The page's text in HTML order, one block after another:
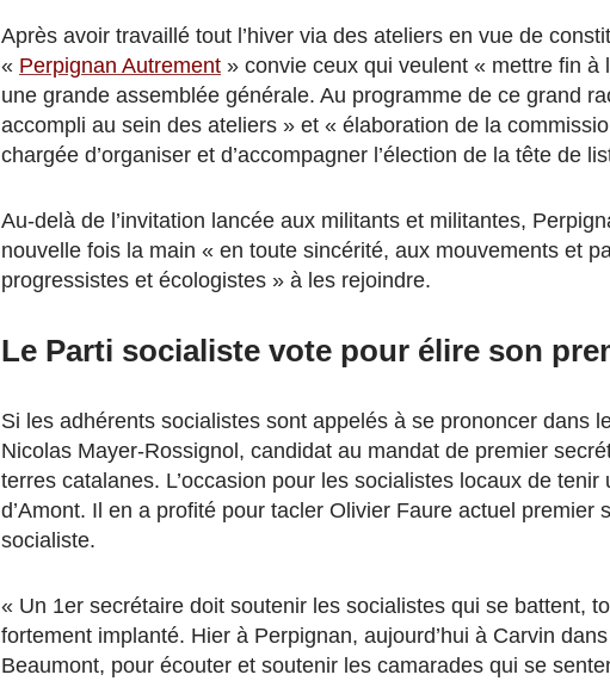
Après avoir travaillé tout l’hiver via des ateliers en vue de
« Perpignan Autrement » convie ceux qui veulent « mettre fin à
une grande assemblée générale. Au programme de ce grand
accompli au sein des ateliers » et « élaboration de la
chargée d’organiser et d’accompagner l’élection de la tête de
Au-delà de l’invitation lancée aux militants et militantes,
nouvelle fois la main « en toute sincérité, aux mouvements et
progressistes et écologistes » à les rejoindre.
Le Parti socialiste vote pour élire son
Si les adhérents socialistes sont appelés à se prononcer dans
Nicolas Mayer-Rossignol, candidat au mandat de premier
terres catalanes. L’occasion pour les socialistes locaux de
d’Amont. Il en a profité pour tacler Olivier Faure actuel premier
socialiste.
« Un 1er secrétaire doit soutenir les socialistes qui se battent,
fortement implanté. Hier à Perpignan, aujourd’hui à Carvin
Beaumont, pour écouter et soutenir les camarades qui se